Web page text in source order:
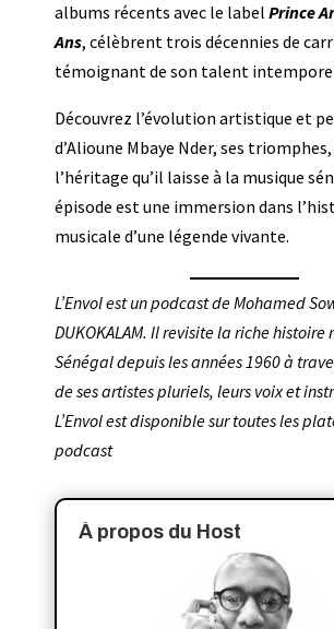
albums récents avec le label Prince
Ans, célèbrent trois décennies de
témoignant de son talent
Découvrez l’évolution artistique et
d’Alioune Mbaye Nder, ses
l’héritage qu’il laisse à la musique
épisode est une immersion dans
musicale d’une légende vivante.
L’Envol est un podcast de Mohamed
DUKOKALAM. Il revisite la riche histoire
Sénégal depuis les années 1960 à
de ses artistes pluriels, leurs voix et
L’Envol est disponible sur toutes les
podcast
À propos du Host